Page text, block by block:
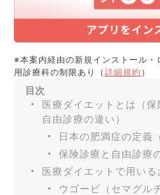
※本案内経由の新規インストール・
用診療科の制限あり（ 詳細規約 ）
目次
医療ダイエットとは（
自由診療の違い）
日本の肥満症の定義
保険診療と自由診療
医療ダイエットで用いる
ウゴービ（セマグル